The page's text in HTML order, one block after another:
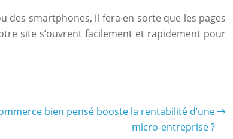
des smartphones, il fera en sorte que les pages
site s’ouvrent facilement et rapidement pour
bien pensé booste la rentabilité d’une
micro-entreprise ?